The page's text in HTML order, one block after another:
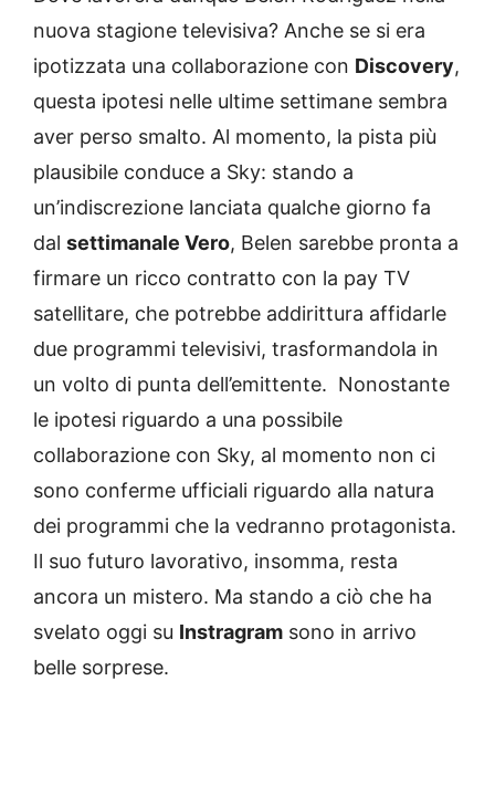
nuova stagione televisiva? Anche se si era
ipotizzata una collaborazione con Discovery,
questa ipotesi nelle ultime settimane sembra
aver perso smalto. Al momento, la pista più
plausibile conduce a Sky: stando a
un’indiscrezione lanciata qualche giorno fa
dal settimanale Vero, Belen sarebbe pronta a
firmare un ricco contratto con la pay TV
satellitare, che potrebbe addirittura affidarle
due programmi televisivi, trasformandola in
un volto di punta dell’emittente. Nonostante
le ipotesi riguardo a una possibile
collaborazione con Sky, al momento non ci
sono conferme ufficiali riguardo alla natura
dei programmi che la vedranno protagonista.
Il suo futuro lavorativo, insomma, resta
ancora un mistero. Ma stando a ciò che ha
svelato oggi su Instragram sono in arrivo
belle sorprese.